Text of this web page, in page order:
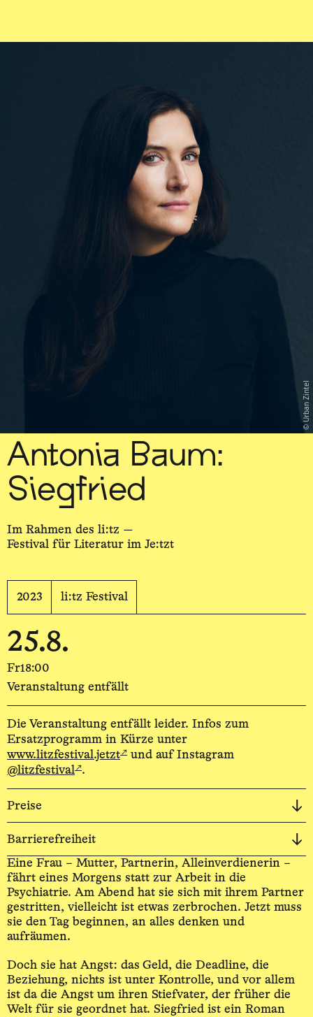
Urban Zintel
Antonia Baum:
Siegfried
Im Rahmen des li:tz —
Festival für Literatur im Je:tzt
2023 li:tz Festival
25.8.
Fr18:00
Veranstaltung entfällt
Die Veranstaltung entfällt leider. Infos zum
Ersatzprogramm in Kürze unter
www.litzfestival.jetzt↗ und auf Instagram
@litzfestival↗.
Preise
Barrierefreiheit
Eine Frau – Mutter, Partnerin, Alleinverdienerin –
fährt eines Morgens statt zur Arbeit in die
Psychiatrie. Am Abend hat sie sich mit ihrem Partner
gestritten, vielleicht ist etwas zerbrochen. Jetzt muss
sie den Tag beginnen, an alles denken und
aufräumen.
Doch sie hat Angst: das Geld, die Deadline, die
Beziehung, nichts ist unter Kontrolle, und vor allem
ist da die Angst um ihren Stiefvater, der früher die
Welt für sie geordnet hat. Siegfried ist ein Roman